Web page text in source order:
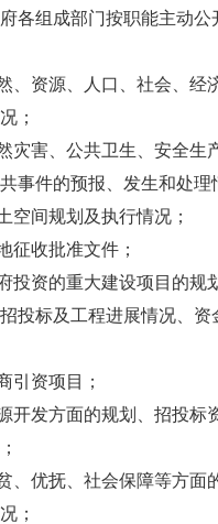
各组成部门按职能主动公
、资源、人口、社会、经
；
灾害、公共卫生、安全生
事件的预报、发生和处理
空间规划及执行情况；
征收批准文件；
投资的重大建设项目的规
投标及工程进展情况、资
引资项目；
开发方面的规划、招投标
、优抚、社会保障等方面
；